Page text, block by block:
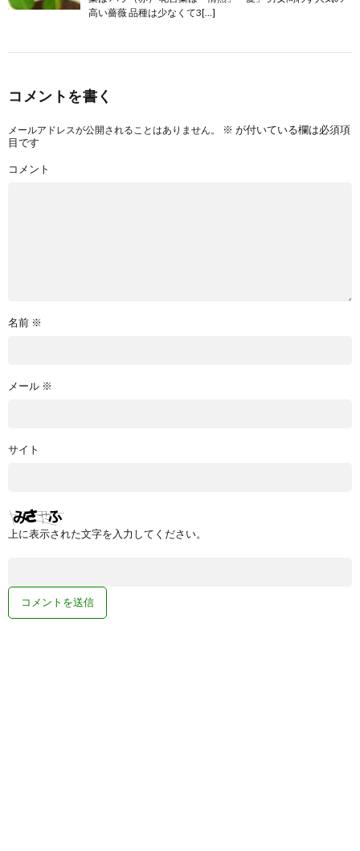
高い薔薇 品種は少なくて3[…]
コメントを書く
メールアドレスが公開されることはありません。 ※ が付いている欄は必須項
目です
コメント
名前 ※
メール ※
サイト
上に表示された文字を入力してください。